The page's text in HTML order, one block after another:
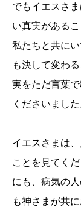
でもイエスさ
い真実がある
私たちと共に
も決して変わ
実をただ言葉
くださいました
イエスさまは
ことを見てく
にも、病気の
も神さまが共